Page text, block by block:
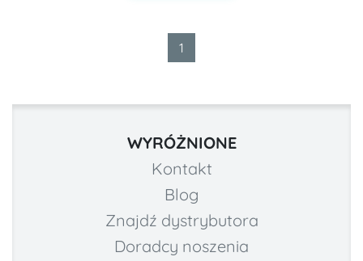
1
WYRÓŻNIONE
Kontakt
Blog
Znajdź dystrybutora
Doradcy noszenia